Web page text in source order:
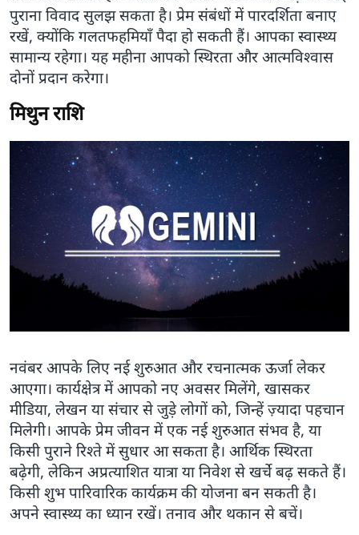
पुराना विवाद सुलझ सकता है। प्रेम संबंधों में पारदर्शिता बनाए
रखें, क्योंकि गलतफहमियाँ पैदा हो सकती हैं। आपका स्वास्थ्य
सामान्य रहेगा। यह महीना आपको स्थिरता और आत्मविश्वास
दोनों प्रदान करेगा।
मिथुन राशि
नवंबर आपके लिए नई शुरुआत और रचनात्मक ऊर्जा लेकर
आएगा। कार्यक्षेत्र में आपको नए अवसर मिलेंगे, खासकर
मीडिया, लेखन या संचार से जुड़े लोगों को, जिन्हें ज़्यादा पहचान
मिलेगी। आपके प्रेम जीवन में एक नई शुरुआत संभव है, या
किसी पुराने रिश्ते में सुधार आ सकता है। आर्थिक स्थिरता
बढ़ेगी, लेकिन अप्रत्याशित यात्रा या निवेश से खर्चे बढ़ सकते हैं।
किसी शुभ पारिवारिक कार्यक्रम की योजना बन सकती है।
अपने स्वास्थ्य का ध्यान रखें। तनाव और थकान से बचें।